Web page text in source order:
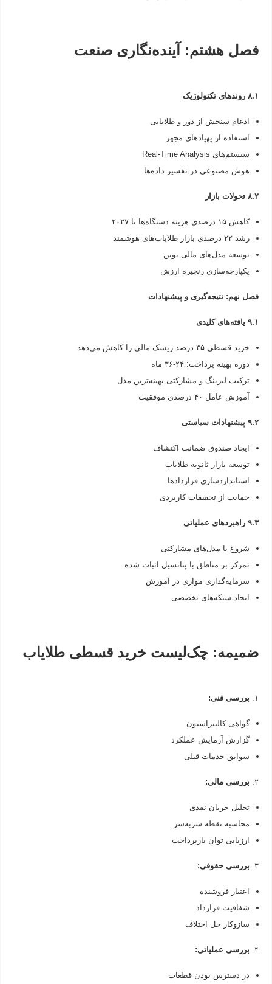
فصل هشتم: آینده‌نگاری صنعت
۸.۱ روندهای تکنولوژیک
ادغام سنجش از دور و طلایابی
استفاده از پهپادهای مجهز
سیستم‌های Real-Time Analysis
هوش مصنوعی در تفسیر داده‌ها
۸.۲ تحولات بازار
کاهش ۱۵ درصدی هزینه دستگاه‌ها تا ۲۰۲۷
رشد ۲۲ درصدی بازار طلایاب‌های هوشمند
توسعه مدل‌های مالی نوین
یکپارچه‌سازی زنجیره ارزش
فصل نهم: نتیجه‌گیری و پیشنهادات
۹.۱ یافته‌های کلیدی
خرید قسطی ۳۵ درصد ریسک مالی را کاهش می‌دهد
دوره بهینه پرداخت: ۲۴-۳۶ ماه
ترکیب لیزینگ و مشارکتی بهینه‌ترین مدل
آموزش عامل ۴۰ درصدی موفقیت
۹.۲ پیشنهادات سیاستی
ایجاد صندوق ضمانت اکتشاف
توسعه بازار ثانویه طلایاب
استانداردسازی قراردادها
حمایت از تحقیقات کاربردی
۹.۳ راهبردهای عملیاتی
شروع با مدل‌های مشارکتی
تمرکز بر مناطق با پتانسیل اثبات شده
سرمایه‌گذاری موازی در آموزش
ایجاد شبکه‌های تخصصی
ضمیمه: چک‌لیست خرید قسطی طلایاب
۱. بررسی فنی:
گواهی کالیبراسیون
گزارش آزمایش عملکرد
سوابق خدمات قبلی
۲. بررسی مالی:
تحلیل جریان نقدی
محاسبه نقطه سربه‌سر
ارزیابی توان بازپرداخت
۳. بررسی حقوقی:
اعتبار فروشنده
شفافیت قرارداد
سازوکار حل اختلاف
۴. بررسی عملیاتی:
در دسترس بودن قطعات